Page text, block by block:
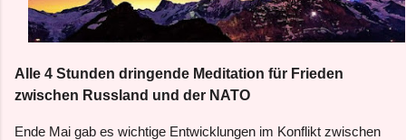
Alle 4 Stunden dringende Meditation für Frieden
zwischen Russland und der NATO
Ende Mai gab es wichtige Entwicklungen im Konflikt zwischen